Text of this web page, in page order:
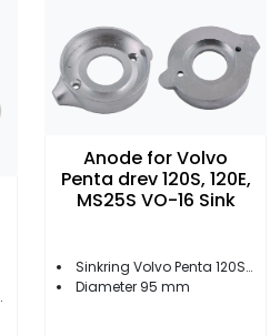
Anode for Volvo
Penta drev 120S, 120E,
MS25S VO-16 Sink
Sinkring Volvo Penta 120S/SE / MS25S drev
Diameter 95 mm